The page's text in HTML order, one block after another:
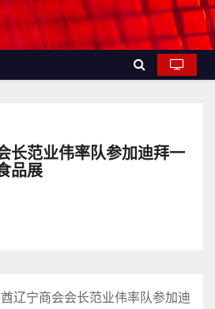
长范业伟率队参加迪拜一
品展
辽宁商会会长范业伟率队参加迪